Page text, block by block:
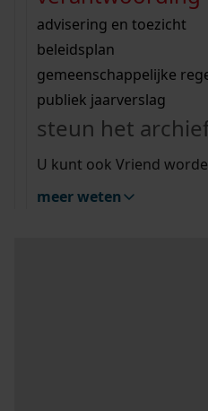
bouwvergunningen
omgevingsvergunningen
vergunningen
beeld en geluid
uitleg nodig?
Wij helpen u op weg met
bekijk alle zoektips
Wij helpen u op weg met
bekijk alle zoektips
bekijk ons
advisering en toezicht
beleidsplan
gemeenschappelijke
publiek jaarverslag
steun het
U kunt ook Vriend
meer weten
Mijn Studiezaal (inloggen)